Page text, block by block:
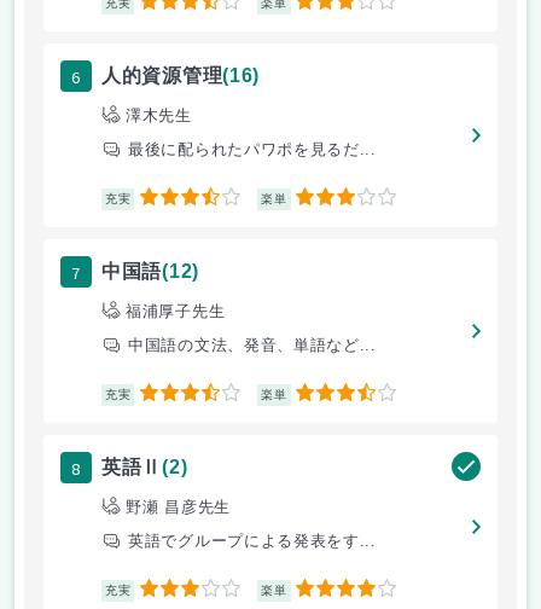
充実 3.5 楽単 3
6 人的資源管理(16)
澤木先生
最後に配られたパワポを見るだ...
充実 3.5 楽単 3
7 中国語(12)
福浦厚子先生
中国語の文法、発音、単語など...
充実 3.5 楽単 3.5
8 英語Ⅱ(2)
野瀬 昌彦先生
英語でグループによる発表をす...
充実 3 楽単 4